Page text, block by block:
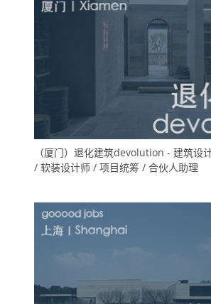
（厦门）退化建筑devolution - 建筑设
/ 软装设计师 / 项目统筹 / 合伙人助理